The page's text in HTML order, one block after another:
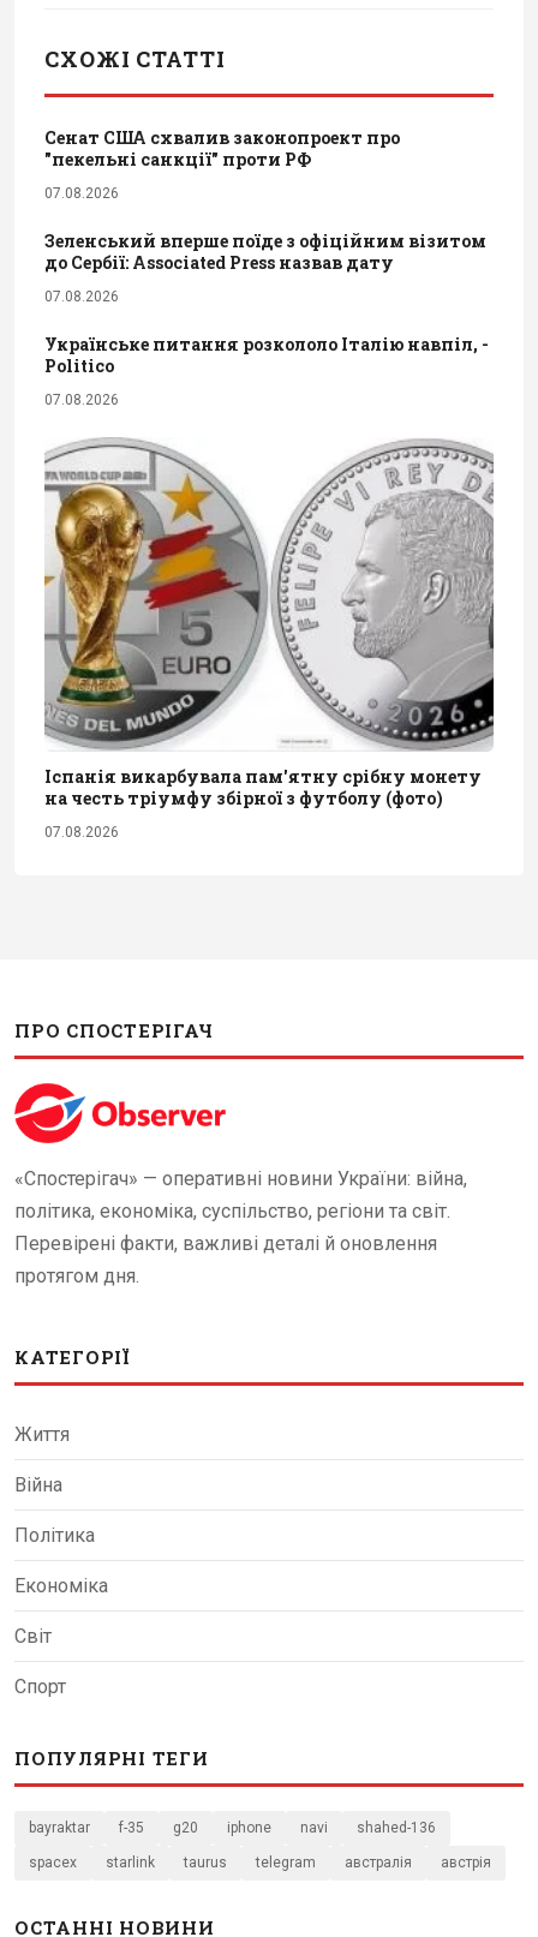
СХОЖІ СТАТТІ
Сенат США схвалив законопроект про
"пекельні санкції" проти РФ
07.08.2026
Зеленський вперше поїде з офіційним візитом
до Сербії: Associated Press назвав дату
07.08.2026
Українське питання розкололо Італію навпіл, -
Politico
07.08.2026
Іспанія викарбувала пам'ятну срібну монету
на честь тріумфу збірної з футболу (фото)
07.08.2026
ПРО СПОСТЕРІГАЧ
«Спостерігач» — оперативні новини України: війна,
політика, економіка, суспільство, регіони та світ.
Перевірені факти, важливі деталі й оновлення
протягом дня.
КАТЕГОРІЇ
Життя
Війна
Політика
Економіка
Світ
Спорт
ПОПУЛЯРНІ ТЕГИ
bayraktar f-35 g20 iphone navi shahed-136
spacex starlink taurus telegram австралія австрія
ОСТАННІ НОВИНИ